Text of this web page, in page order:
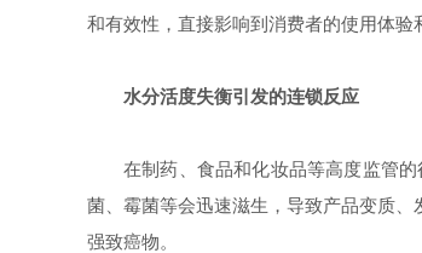
和有效性，直接影响到消费者的使用体验
水分活度失衡引发的连锁反应
在制药、食品和化妆品等高度监管
菌、霉菌等会迅速滋生，导致产品变质
强致癌物。